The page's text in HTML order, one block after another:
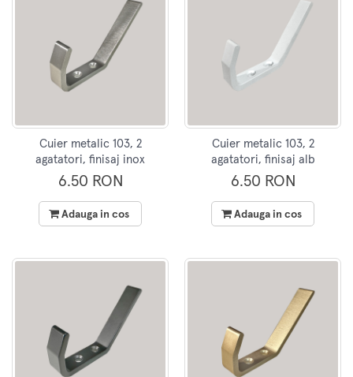
Cuier metalic 103, 2
agatatori, finisaj inox
6.50 RON
Adauga in cos
Cuier metalic 103, 2
agatatori, finisaj alb
6.50 RON
Adauga in cos